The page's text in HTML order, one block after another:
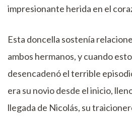
impresionante herida en el
Esta doncella sostenía
ambos hermanos, y cuando
desencadenó el terrible
era su novio desde el inicio,
llegada de Nicolás, su